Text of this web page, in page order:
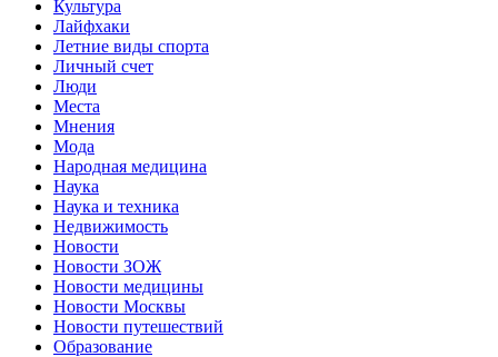
Культура
Лайфхаки
Летние виды спорта
Личный счет
Люди
Места
Мнения
Мода
Народная медицина
Наука
Наука и техника
Недвижимость
Новости
Новости ЗОЖ
Новости медицины
Новости Москвы
Новости путешествий
Образование